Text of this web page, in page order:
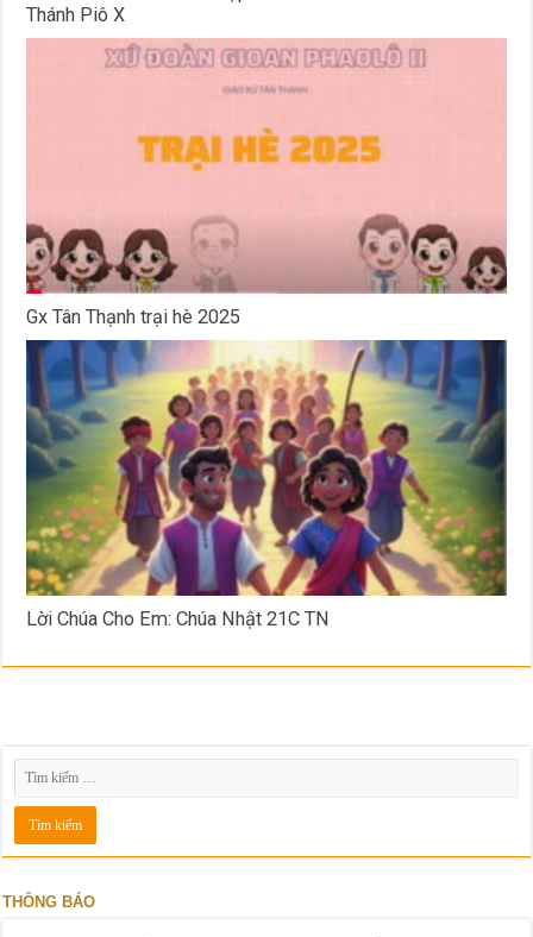
Thánh Piô X
Gx Tân Thạnh trại hè 2025
Lời Chúa Cho Em: Chúa Nhật 21C TN
THÔNG BÁO